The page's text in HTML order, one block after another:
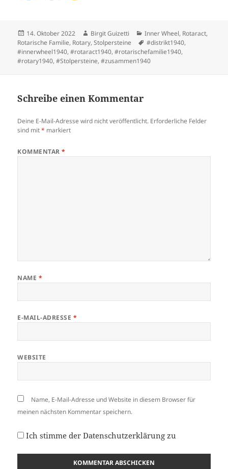
Veröffentlicht
am
14. Oktober 2022 Autor
Birgit Guizetti Kategorien
Inner Wheel, Rotaract,
Rotarische Familie, Rotary,Stolpersteine Schlagwörter
#distrikt1940,
#innerwheel1940,#rotaract1940,#rotarischefamilie1940,
#rotary1940,#Stolpersteine,#zusammen1940
Schreibe einen Kommentar
Deine E-Mail-Adresse wird nicht veröffentlicht. Erforderliche Felder
sind mit* markiert
KOMMENTAR*
NAME *
E-MAIL-ADRESSE *
WEBSITE
Name, E-Mail-Adresse und Website in diesem Browser für
meinen nächsten Kommentar speichern.
Ich stimme derDatenschutzerklärung zu